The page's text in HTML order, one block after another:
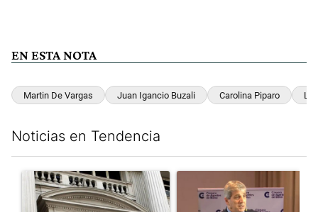
EN ESTA NOTA
Martin De Vargas Juan Igancio Buzali Carolina Piparo La
Noticias en Tendencia
Un artículo de tendencia con el título "Las reservas del Banco